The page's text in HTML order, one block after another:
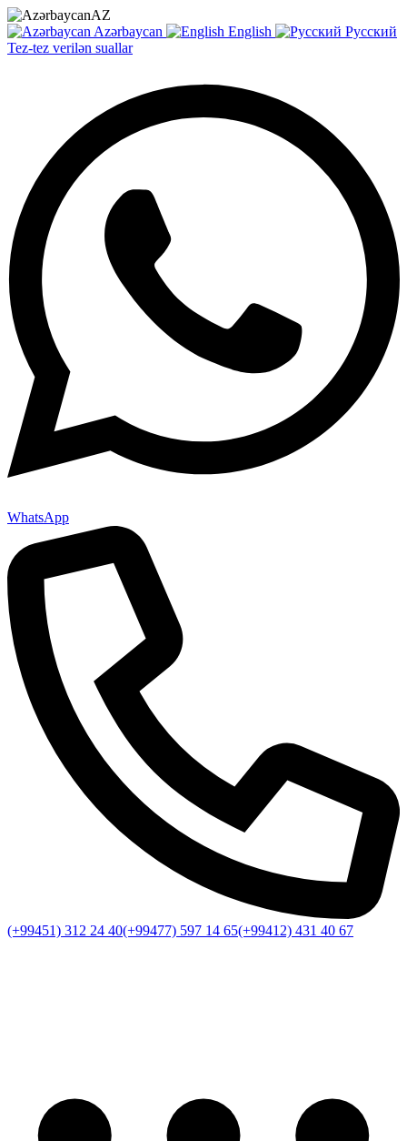
AZ
Azərbaycan
English
Русский
Tez-tez verilən suallar
WhatsApp
(+99451) 312 24 40(+99477) 597 14 65(+99412) 431 40 67